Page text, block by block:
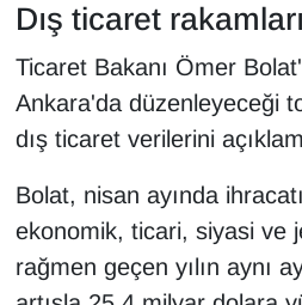
Dış ticaret rakamları
Ticaret Bakanı Ömer
Ankara'da düzenleyeceği
dış ticaret verilerini
Bolat, nisan ayında
ekonomik, ticari, siyasi ve
rağmen geçen yılın aynı
POLİTİKA
RÖPORTAJ
SAĞLIK
Seri İlan